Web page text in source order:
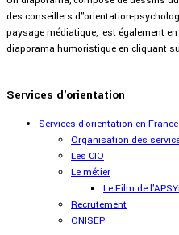
des conseillers d"orientation-
paysage médiatique, est également
diaporama humoristique en cliquant
Services d'orientation
Services d'orientation en France
Organisation des
Les CIO
Le métier
Le Film de
Recrutement
ONISEP